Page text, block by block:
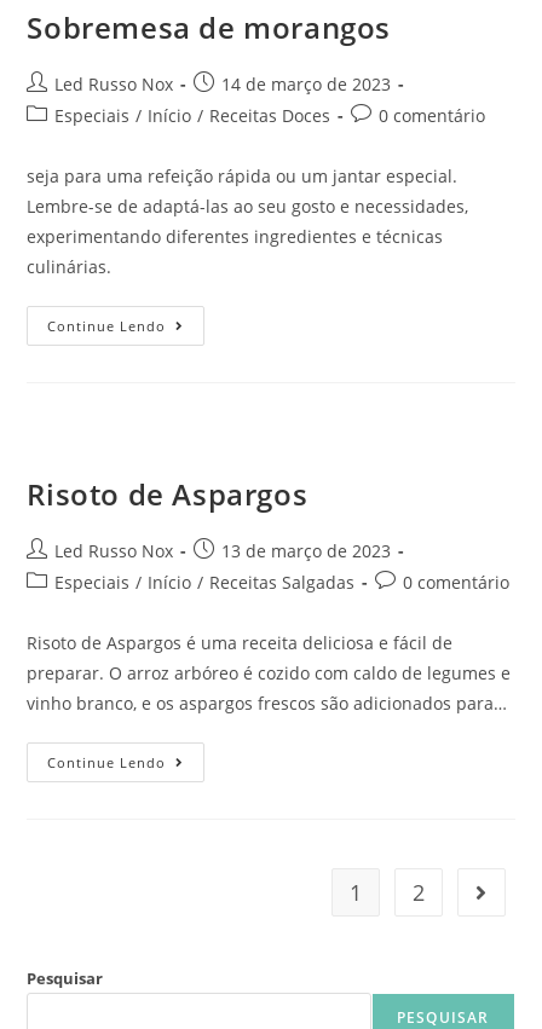
Sobremesa de morangos
Led Russo Nox
14 de março de 2023
Especiais / Início / Receitas Doces 0 comentário
seja para uma refeição rápida ou um jantar especial.
Lembre-se de adaptá-las ao seu gosto e necessidades,
experimentando diferentes ingredientes e técnicas
culinárias.
Continue Lendo
Risoto de Aspargos
Led Russo Nox
13 de março de 2023
Especiais / Início / Receitas Salgadas 0 comentário
Risoto de Aspargos é uma receita deliciosa e fácil de
preparar. O arroz arbóreo é cozido com caldo de legumes e
vinho branco, e os aspargos frescos são adicionados para…
Continue Lendo
1 2
Pesquisar
PESQUISAR